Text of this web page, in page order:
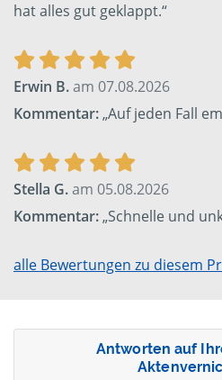
hat alles gut geklappt.“
Erwin B.am 07.08.2026
Kommentar:„Auf jeden Fall
Stella G.am 05.08.2026
Kommentar:„Schnelle und
alle Bewertungen zu diesem
Antworten auf